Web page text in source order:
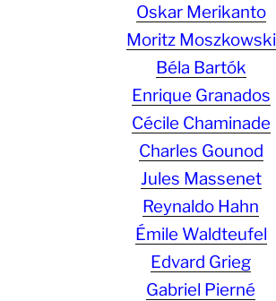
Oskar Merikanto
Moritz Moszkowski
Béla Bartók
Enrique Granados
Cécile Chaminade
Charles Gounod
Jules Massenet
Reynaldo Hahn
Émile Waldteufel
Edvard Grieg
Gabriel Pierné